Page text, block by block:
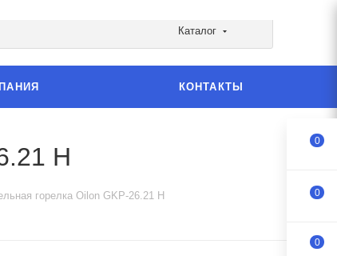
Каталог
КОНТАКТЫ
H
горелка Oilon GKP-26.21 H
0
0
0